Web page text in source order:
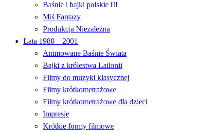
Baśnie i bajki polskie III
Miś Fantazy
Produkcja Niezależna
Lata 1980 – 2001
Animowane Baśnie Świata
Bajki z królestwa Lailonii
Filmy do muzyki klasycznej
Filmy krótkometrażowe
Filmy krótkometrażowe dla dzieci
Impresje
Krótkie formy filmowe